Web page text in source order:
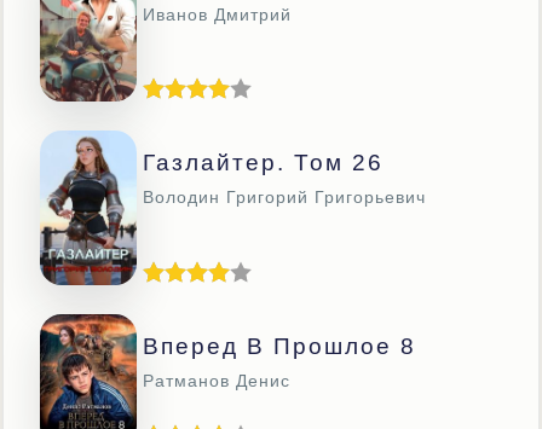
Иванов Дмитрий
Газлайтер. Том 26
Володин Григорий Григорьевич
Вперед В Прошлое 8
Ратманов Денис